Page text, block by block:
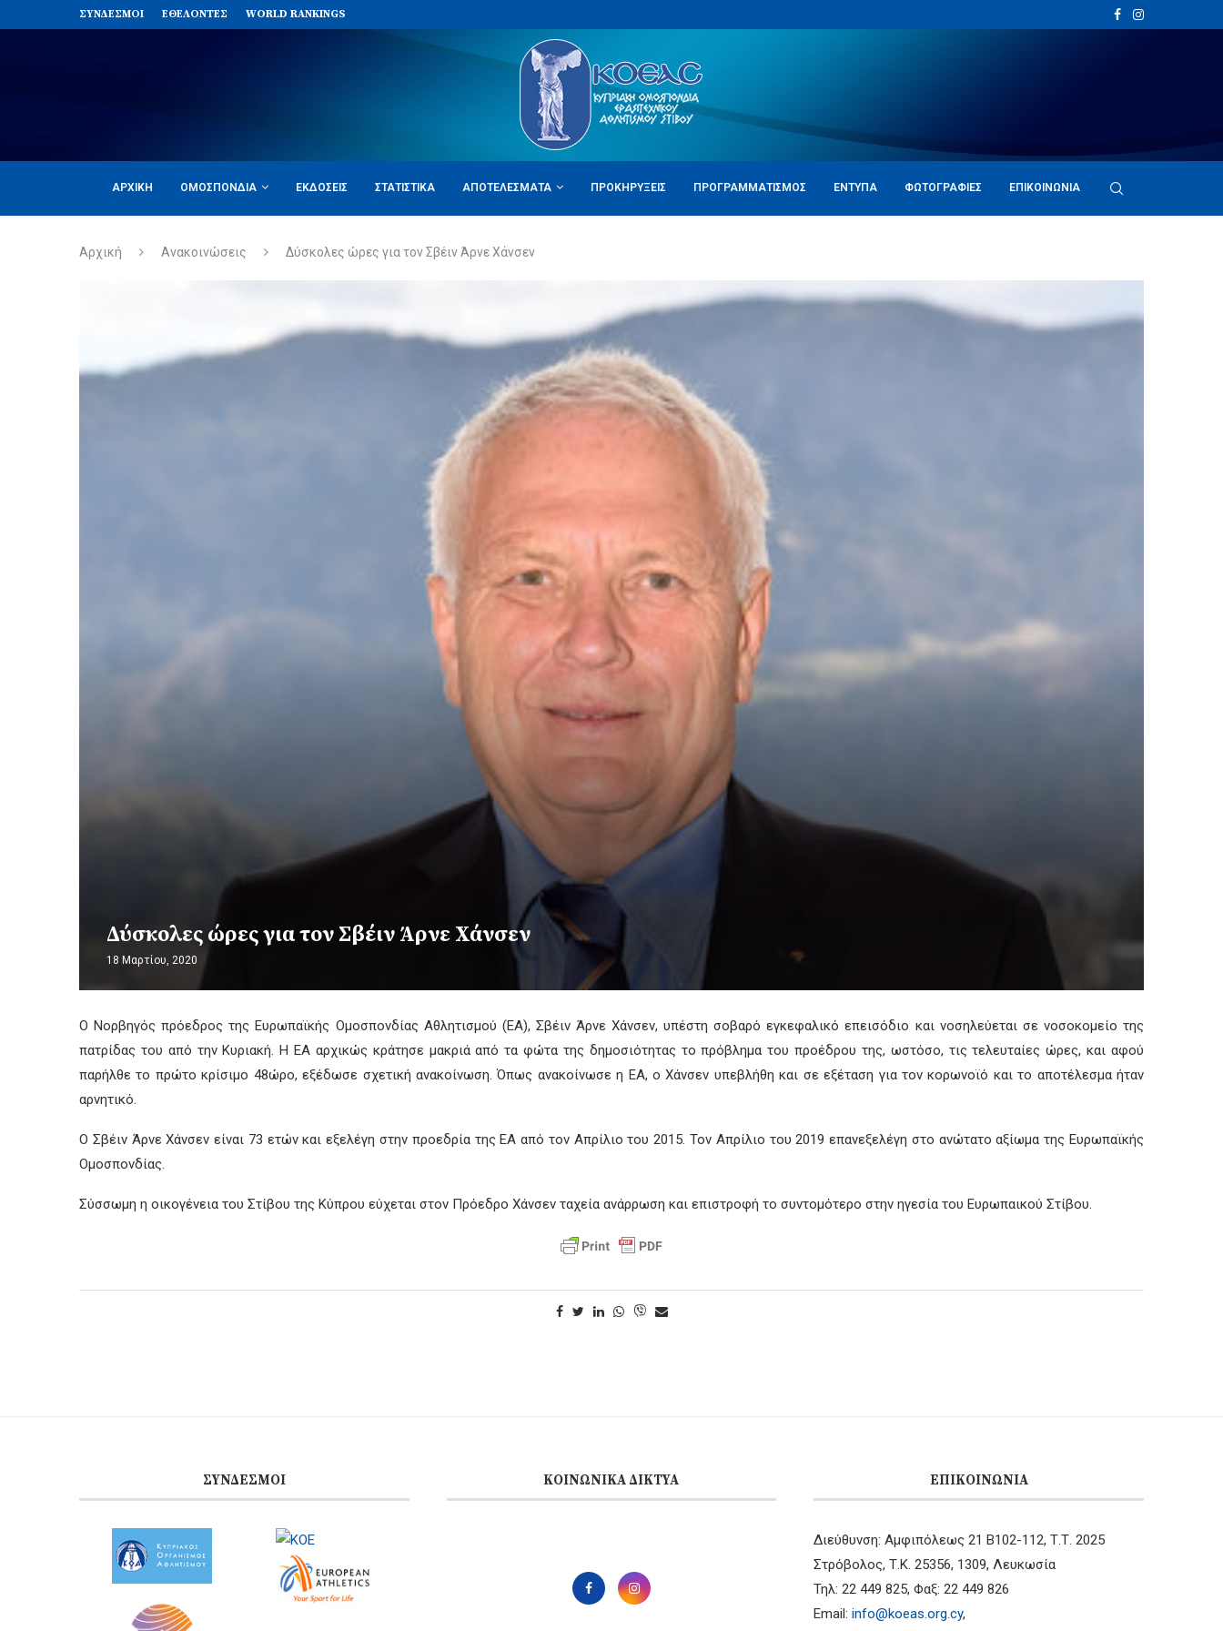
ΣΥΝΔΈΣΜΟΙ ΕΘΕΛΟΝΤΈΣ WORLD RANKINGS
ΑΡΧΙΚΉ ΟΜΟΣΠΟΝΔΊΑ ΕΚΔΌΣΕΙΣ ΣΤΑΤΙΣΤΙΚΆ ΑΠΟΤΕΛΈΣΜΑΤΑ ΠΡΟΚΗΡΎΞΕΙΣ ΠΡΟΓΡΑΜΜΑΤΙΣΜΌΣ ΈΝΤΥΠΑ ΦΩΤΟΓΡΑΦΊΕΣ ΕΠΙΚΟΙΝΩΝΊΑ
Αρχική Ανακοινώσεις Δύσκολες ώρες για τον Σβέιν Άρνε Χάνσεν
Δύσκολες ώρες για τον Σβέιν Άρνε Χάνσεν
18 Μαρτίου, 2020
Ο Νορβηγός πρόεδρος της Ευρωπαϊκής Ομοσπονδίας Αθλητισμού (ΕΑ), Σβέιν Άρνε Χάνσεν, υπέστη σοβαρό εγκεφαλικό επεισόδιο και νοσηλεύεται σε νοσοκομείο της
πατρίδας του από την Κυριακή. Η ΕΑ αρχικώς κράτησε μακριά από τα φώτα της δημοσιότητας το πρόβλημα του προέδρου της, ωστόσο, τις τελευταίες ώρες, και αφού
παρήλθε το πρώτο κρίσιμο 48ώρο, εξέδωσε σχετική ανακοίνωση. Όπως ανακοίνωσε η ΕΑ, ο Χάνσεν υπεβλήθη και σε εξέταση για τον κορωνοϊό και το αποτέλεσμα ήταν
αρνητικό.
Ο Σβέιν Άρνε Χάνσεν είναι 73 ετών και εξελέγη στην προεδρία της ΕΑ από τον Απρίλιο του 2015. Τον Απρίλιο του 2019 επανεξελέγη στο ανώτατο αξίωμα της Ευρωπαϊκής
Ομοσπονδίας.
Σύσσωμη η οικογένεια του Στίβου της Κύπρου εύχεται στον Πρόεδρο Χάνσεν ταχεία ανάρρωση και επιστροφή το συντομότερο στην ηγεσία του Ευρωπαικού Στίβου.
ΣΎΝΔΕΣΜΟΙ ΚΟΙΝΩΝΙΚΆ ΔΊΚΤΥΑ ΕΠΙΚΟΙΝΩΝΊΑ
Διεύθυνση: Αμφιπόλεως 21 B102-112, Τ.Τ. 2025
Στρόβολος, Τ.Κ. 25356, 1309, Λευκωσία
Τηλ: 22 449 825, Φαξ: 22 449 826
Email:info@koeas.org.cy,